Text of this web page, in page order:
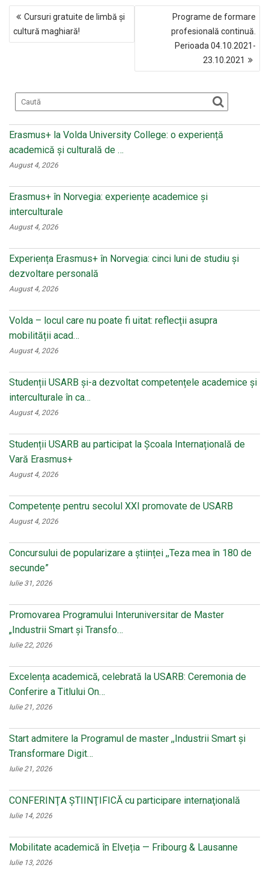
b
o
o
kl
ni
ki
er
NAVIGARE
ÎN
ARTICOLE
Cursuri gratuite de limbă și
cultură maghiară!
Programe de formare
profesională continuă.
Perioada 04.10.2021-
23.10.2021
Erasmus+ la Volda University College: o experiență
academică și culturală de …
August 4, 2026
Erasmus+ în Norvegia: experiențe academice și
interculturale
August 4, 2026
Experiența Erasmus+ în Norvegia: cinci luni de studiu și
dezvoltare personală
August 4, 2026
Volda – locul care nu poate fi uitat: reflecții asupra
mobilității acad…
August 4, 2026
Studenții USARB și-a dezvoltat competențele academice și
interculturale în ca…
August 4, 2026
Studenții USARB au participat la Școala Internațională de
Vară Erasmus+
August 4, 2026
Competențe pentru secolul XXI promovate de USARB
August 4, 2026
Concursului de popularizare a științei ,,Teza mea în 180 de
secunde”
Iulie 31, 2026
Promovarea Programului Interuniversitar de Master
„Industrii Smart și Transfo…
Iulie 22, 2026
Excelența academică, celebrată la USARB: Ceremonia de
Conferire a Titlului On…
Iulie 21, 2026
Start admitere la Programul de master ,,Industrii Smart și
Transformare Digit…
Iulie 21, 2026
CONFERINŢA ŞTIINŢIFICĂ cu participare internaţională
Iulie 14, 2026
Mobilitate academică în Elveția — Fribourg & Lausanne
Iulie 13, 2026